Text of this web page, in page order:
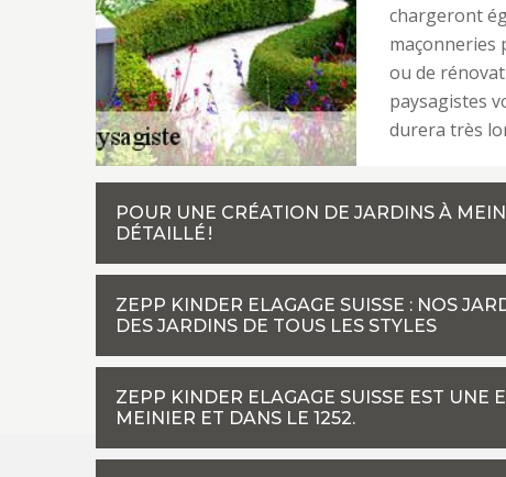
chargeront
maçonneries
ou de
paysagistes
durera très
POUR UNE CRÉATION DE JARDINS À
DÉTAILLÉ !
ZEPP KINDER ELAGAGE SUISSE : NOS
DES JARDINS DE TOUS LES STYLES
ZEPP KINDER ELAGAGE SUISSE EST UNE
MEINIER ET DANS LE 1252.